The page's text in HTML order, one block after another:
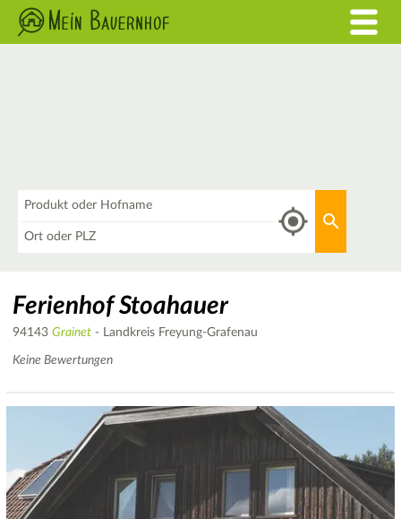
Ferienhof Stoahauer
94143 Grainet - Landkreis Freyung-Grafenau
Keine Bewertungen